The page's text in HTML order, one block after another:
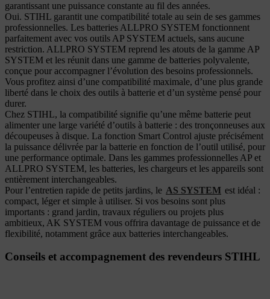
garantissant une puissance constante au fil des années.
Oui. STIHL garantit une compatibilité totale au sein de ses gammes
professionnelles. Les batteries ALLPRO SYSTEM fonctionnent
parfaitement avec vos outils AP SYSTEM actuels, sans aucune
restriction. ALLPRO SYSTEM reprend les atouts de la gamme AP
SYSTEM et les réunit dans une gamme de batteries polyvalente,
conçue pour accompagner l’évolution des besoins professionnels.
Vous profitez ainsi d’une compatibilité maximale, d’une plus grande
liberté dans le choix des outils à batterie et d’un système pensé pour
durer.
Chez STIHL, la compatibilité signifie qu’une même batterie peut
alimenter une large variété d’outils à batterie : des tronçonneuses aux
découpeuses à disque. La fonction Smart Control ajuste précisément
la puissance délivrée par la batterie en fonction de l’outil utilisé, pour
une performance optimale. Dans les gammes professionnelles AP et
ALLPRO SYSTEM, les batteries, les chargeurs et les appareils sont
entièrement interchangeables.
Pour l’entretien rapide de petits jardins, le AS SYSTEM est idéal :
compact, léger et simple à utiliser. Si vos besoins sont plus
importants : grand jardin, travaux réguliers ou projets plus
ambitieux, AK SYSTEM vous offrira davantage de puissance et de
flexibilité, notamment grâce aux batteries interchangeables.
Conseils et accompagnement des revendeurs STIHL